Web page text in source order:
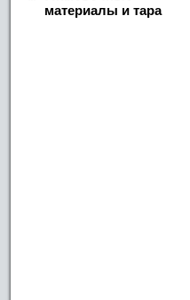
материалы и тара